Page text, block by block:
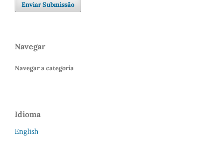
Enviar Submissão
Navegar
Navegar a categoria
Idioma
English